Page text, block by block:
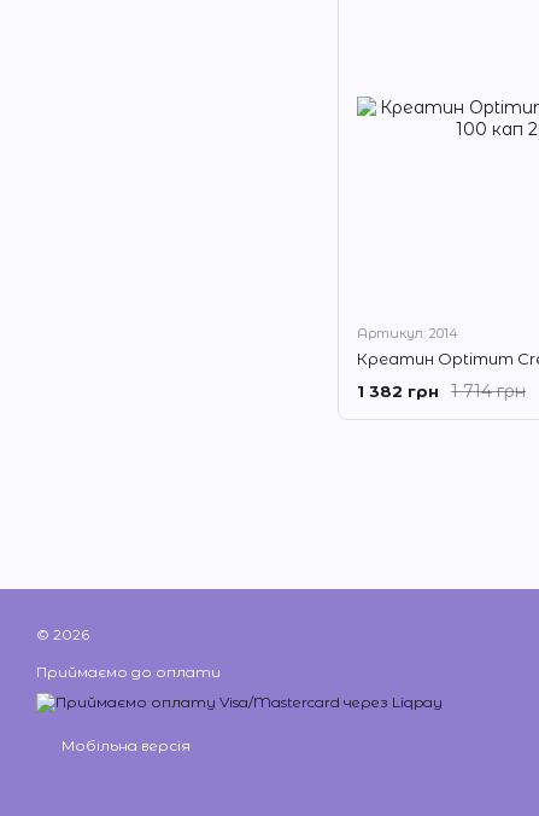
Артикул: 2014
1 714 грн
1 382 грн
© 2026
Приймаємо до оплати
Мобільна версія